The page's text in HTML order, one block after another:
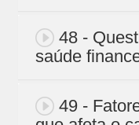
48 -
saúde
49 -